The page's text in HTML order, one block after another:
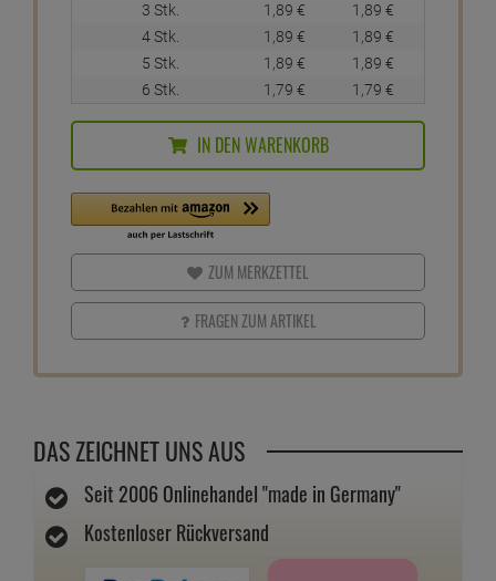
3 Stk.
1,89 € 1,89 €
4 Stk.
1,89 € 1,89 €
5 Stk.
1,89 € 1,89 €
6 Stk.
1,79 € 1,79 €
IN DEN WARENKORB
ZUM MERKZETTEL
FRAGEN ZUM ARTIKEL
DAS ZEICHNET UNS AUS
Seit 2006 Onlinehandel "made in Germany"
Kostenloser Rückversand